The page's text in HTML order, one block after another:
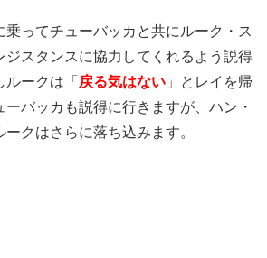
乗ってチューバッカと共にルーク・ス
ジスタンスに協力してくれるよう説得
ークは「 戻る気はない 」とレイを帰
バッカも説得に行きますが、ハン・
クはさらに落ち込みます。